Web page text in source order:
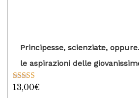
Principesse, scienziate,
le aspirazioni delle
Valutato
13,00€